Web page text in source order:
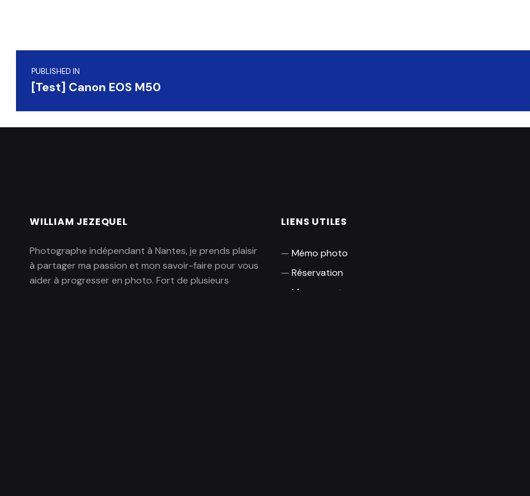
Navigation de l’article
PUBLISHED IN
[Test] Canon EOS M50
WILLIAM JEZEQUEL
Photographe indépendant à Nantes, je prends plaisir
à partager ma passion et mon savoir-faire pour vous
aider à progresser en photo. Fort de plusieurs
LIENS UTILES
Mémo photo
Réservation
Mon compte